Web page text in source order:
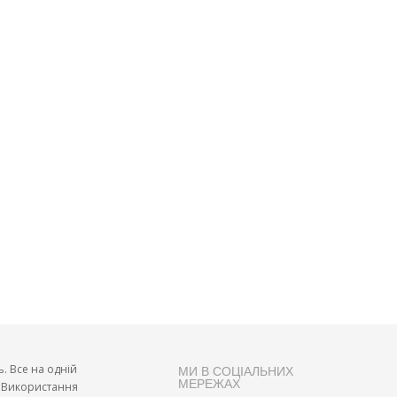
МИ В СОЦІАЛЬНИХ
МЕРЕЖАХ
Все на одній
Використання